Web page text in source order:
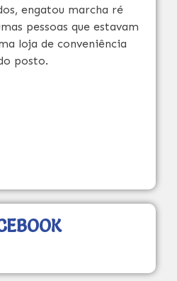
engatou marcha ré
pessoas que estavam
loja de conveniência
posto.